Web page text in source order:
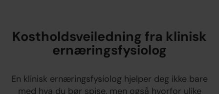
Kostholdsveiledning fra klinisk
ernæringsfysiolog
En klinisk ernæringsfysiolog hjelper deg ikke bare
med hva du bør spise, men også hvorfor ulike